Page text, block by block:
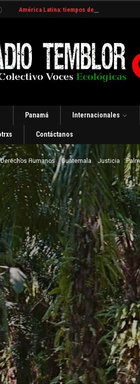
América Latina: tiempos de incertidumbre y
Panamá Internacionales
Contáctanos
Derechos Humanos Guatemala Justicia